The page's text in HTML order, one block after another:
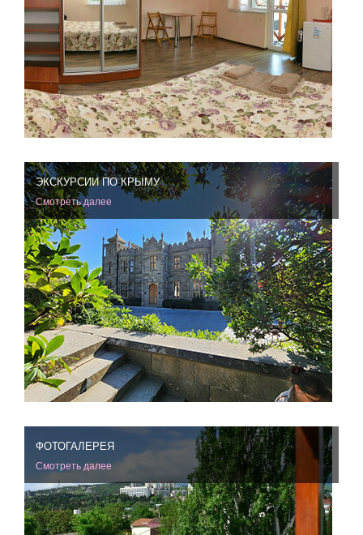
ЭКСКУРСИИ ПО КРЫМУ
Смотреть далее
ФОТОГАЛЕРЕЯ
Смотреть далее